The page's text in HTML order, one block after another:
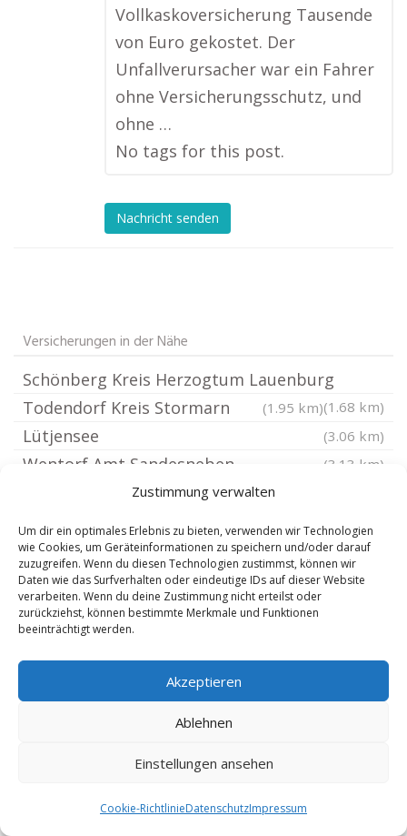
Zustimmung verwalten
Um dir ein optimales Erlebnis zu bieten, verwenden wir Technologien
wie Cookies, um Geräteinformationen zu speichern und/oder darauf
zuzugreifen. Wenn du diesen Technologien zustimmst, können wir
Daten wie das Surfverhalten oder eindeutige IDs auf dieser Website
verarbeiten. Wenn du deine Zustimmung nicht erteilst oder
zurückziehst, können bestimmte Merkmale und Funktionen
beeinträchtigt werden.
Akzeptieren
Ablehnen
Einstellungen ansehen
Cookie-RichtlinieDatenschutzImpressum
Vollkaskoversicherung Tausende
von Euro gekostet. Der
Unfallverursacher war ein Fahrer
ohne Versicherungsschutz, und
ohne …
No tags for this post.
Nachricht senden
Versicherungen in der Nähe
Schönberg Kreis Herzogtum Lauenburg
(1.68 km)
Todendorf Kreis Stormarn (1.95 km)
Lütjensee (3.06 km)
Wentorf Amt Sandesneben (3.13 km)
Stubben bei Bad Oldesloe
Grönwohld Kreis Stormarn
Hammoor bei Ahrensburg (3.53 km)
Sandesneben (4.28 km)
Linau
Großhansdorf
Tremsbüttel (4.83 km)
Siek Kreis Stormarn